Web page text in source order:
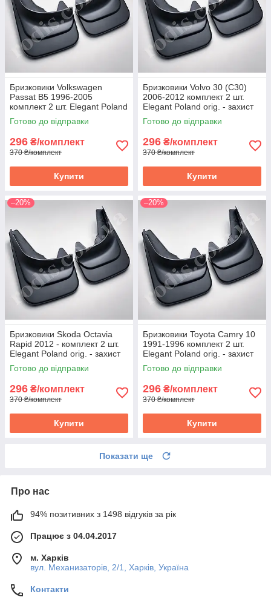
Бризковики Volkswagen
Passat B5 1996-2005
комплект 2 шт. Elegant Poland
orig. - захист арок Volkswagen
Пасат B5
Готово до відправки
296 ₴/комплект
370 ₴/комплект
Купити
Бризковики Volvo 30 (С30)
2006-2012 комплект 2 шт.
Elegant Poland orig. - захист
арок Вольво C30
Готово до відправки
296 ₴/комплект
370 ₴/комплект
Купити
–20%
Бризковики Skoda Octavia
Rapid 2012 - комплект 2 шт.
Elegant Poland orig. - захист
арок Скода Октавіа
Готово до відправки
296 ₴/комплект
370 ₴/комплект
Купити
–20%
Бризковики Toyota Camry 10
1991-1996 комплект 2 шт.
Elegant Poland orig. - захист
арок Тойота Камрі
Готово до відправки
296 ₴/комплект
370 ₴/комплект
Купити
Показати ще
Про нас
94% позитивних з 1498 відгуків за рік
Працює з 04.04.2017
м. Харків
вул. Механизаторів, 2/1, Харків, Україна
Контакти